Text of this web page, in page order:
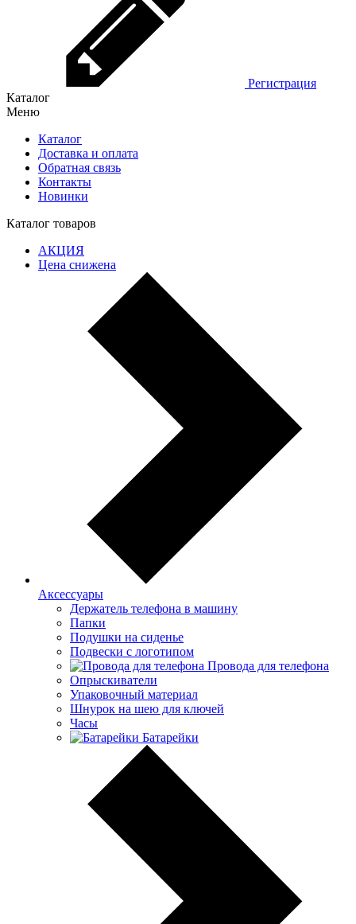
Регистрация
Каталог
Меню
Каталог
Доставка и оплата
Обратная связь
Контакты
Новинки
Каталог товаров
АКЦИЯ
Цена снижена
Аксессуары
Держатель телефона в машину
Папки
Подушки на сиденье
Подвески с логотипом
Провода для телефона
Опрыскиватели
Упаковочный материал
Шнурок на шею для ключей
Часы
Батарейки